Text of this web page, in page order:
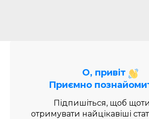
О, привіт
Приємно
Підпишіться, щоб
отримувати найцікавіші